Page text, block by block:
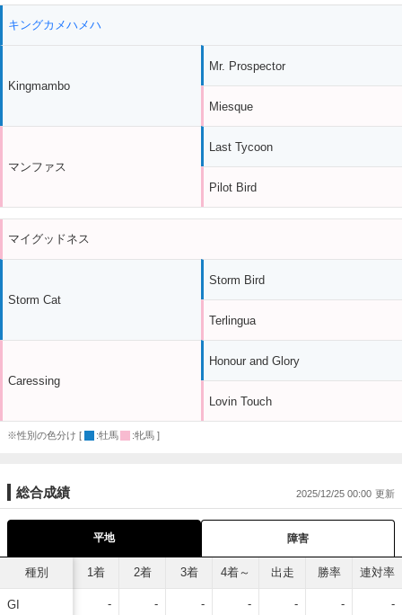
キングカメハメハ
Kingmambo
マンファス
Mr. Prospector
Miesque
Last Tycoon
Pilot Bird
マイグッドネス
Storm Cat
Caressing
Storm Bird
Terlingua
Honour and Glory
Lovin Touch
※性別の色分け [ :牡馬 :牝馬 ]
総合成績 2025/12/25 00:00
平地 障害
種別
GI
1着 2着 3着 4着～ 出走 勝率 連対率
- - - - - - -